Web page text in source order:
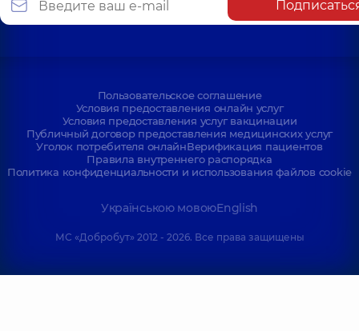
Отоларинголог
детский,3 лет
опыта
Шепетько-
Отоларинголог
детский;
Отоларинголог-
онколог,5 лет
опыта
Анастасия
Вургесаевна
Отоларинголог,
лет опыта
Пользовательское соглашение
Условия предоставления онлайн услуг
Условия предоставления услуг вакцинации
Публичный договор предоставления медицинских услуг
Уголок потребителя онлайнВерификация пациентов
Правила внутреннего распорядка
Политика конфиденциальности и использования файлов cookie
Українською мовоюEnglish
МС «Добробут» 2012 - 2026. Все права защищены